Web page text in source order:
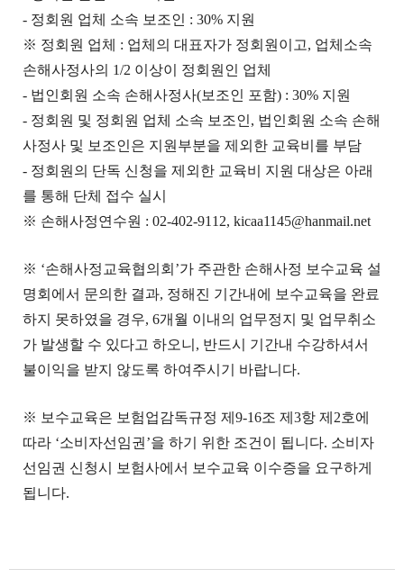
- 정회원 업체 소속 보조인 : 30% 지원
※ 정회원 업체 : 업체의 대표자가 정회원이고, 업체소속
손해사정사의 1/2 이상이 정회원인 업체
- 법인회원 소속 손해사정사(보조인 포함) : 30% 지원
- 정회원 및 정회원 업체 소속 보조인, 법인회원 소속 손해
사정사 및 보조인은 지원부분을 제외한 교육비를 부담
- 정회원의 단독 신청을 제외한 교육비 지원 대상은 아래
를 통해 단체 접수 실시
※ 손해사정연수원 : 02-402-9112, kicaa1145@hanmail.net
※ ‘손해사정교육협의회’가 주관한 손해사정 보수교육 설
명회에서 문의한 결과, 정해진 기간내에 보수교육을 완료
하지 못하였을 경우, 6개월 이내의 업무정지 및 업무취소
가 발생할 수 있다고 하오니, 반드시 기간내 수강하셔서
불이익을 받지 않도록 하여주시기 바랍니다.
※ 보수교육은 보험업감독규정 제9-16조 제3항 제2호에
따라 ‘소비자선임권’을 하기 위한 조건이 됩니다. 소비자
선임권 신청시 보험사에서 보수교육 이수증을 요구하게
됩니다.